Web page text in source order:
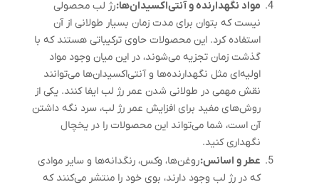
مواد نگهدارنده و آنتی‌اکسیدان‌ها:رژ لب محصولی
نیست که بتوان برای مدت زمان بسیار طولانی از آن
استفاده کرد. این محصولات حاوی ترکیباتی هستند که با
گذشت زمان تجزیه می‌شوند، در این میان وجود مواد
اولیه‌ای مثل نگهدارنده‌ها و آنتی‌اکسیدان‌ها می‌توانند
نقش مهمی در طولانی شدن عمر رژ لب ایفا کنند. یکی از
روش‌های مفید برای افزایش عمر رژ لب، سرد نگه داشتن
آن است، شما می‌تواند این محصولات را در یخچال
نگهداری کنید.
عطر و اسانس:روغن‌ها، وکس، رنگدانه‌ها و سایر موادی
که در رژ لب وجود دارند، بوی خود را منتشر می‌کنند که